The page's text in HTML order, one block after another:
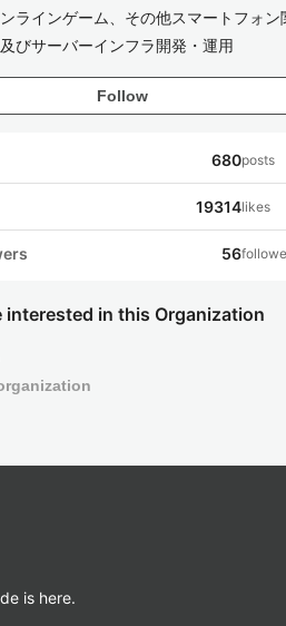
ラインゲーム、その他スマートフォン
びサーバーインフラ開発・運用
Follow
680posts
19314likes
56
interested in this Organization
is here.